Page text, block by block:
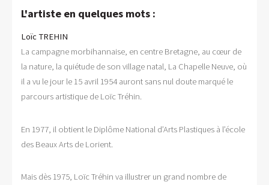
L'artiste en quelques mots :
Loïc TREHIN
La campagne morbihannaise, en centre Bretagne, au cœur de
la nature, la quiétude de son village natal, La Chapelle Neuve, où
il a vu le jour le 15 avril 1954 auront sans nul doute marqué le
parcours artistique de Loïc Tréhin.
En 1977, il obtient le Diplôme National d’Arts Plastiques à l’école
des Beaux Arts de Lorient.
Mais dès 1975, Loïc Tréhin va illustrer un grand nombre de